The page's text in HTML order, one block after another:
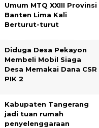
Umum MTQ XXIII Provinsi
Banten Lima Kali
Berturut-turut
Diduga Desa Pekayon
Membeli Mobil Siaga
Desa Memakai Dana CSR
PIK 2
Kabupaten Tangerang
jadi tuan rumah
penyelenggaraan